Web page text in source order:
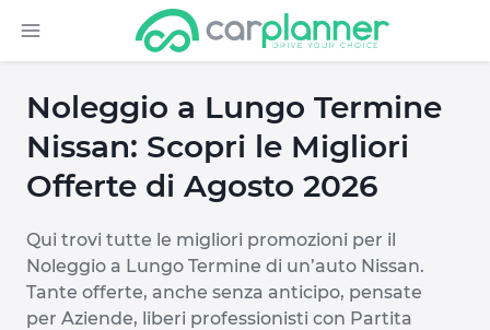
Noleggio a Lungo Termine
Nissan: Scopri le Migliori
Offerte di Agosto 2026
Qui trovi tutte le migliori promozioni per il
Noleggio a Lungo Termine di un’auto Nissan.
Tante offerte, anche senza anticipo, pensate
per Aziende, liberi professionisti con Partita